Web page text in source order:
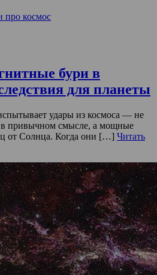
про космос
бури в
для планеты
удары из космоса — не
в привычном смысле, а мощные
от Солнца. Когда они […] Читать